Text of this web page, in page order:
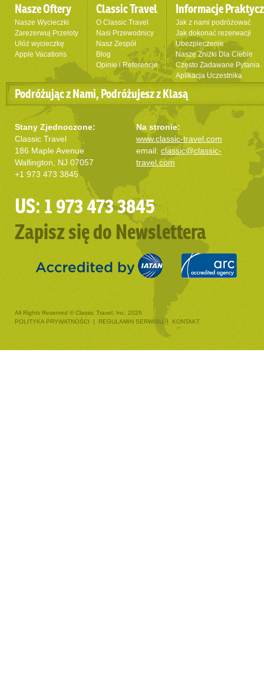
Nasze Oftery
Nasze Wycieczki
Zarezerwuj Przeloty
Ułóż wycieczkę
Apple Vacations
Classic Travel
O Classic Travel
Nasi Przewodnicy
Nasz Zespół
Blog
Opinie i Referencje
Informacje
Jak z nami podróżować
Jak dokonać rezerwacji
Ubezpieczenie
Nasze Zniżki Dla Ciebie
Często Zadawane Pytania
Aplikacja Uczestnika
Podróżując z Nami, Podróżujesz z Klasą
Stany Zjednoczone:
Classic Travel
186 Maple Avenue
Wallington, NJ 07057
+1 973 473 3845
Na stronie:
www.classic-travel.com
email: classic@classic-
travel.com
US: 1 973 473 3845
Zapisz się do Newslettera
All Rights Reserved © Classic Travel, Inc. 2026
POLITYKA PRYWATNOŚCI
| REGULAMIN SERWISU | KONTAKT